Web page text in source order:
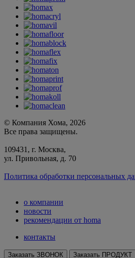
© Компания Хома, 2026
Все права защищены.
109431, г. Москва,
ул. Привольная, д. 70
Политика обработки персональных
о компании
новости
рекомендации от homa
контакты
Заказать ЗВОНОК Заказать ПРОДУКТ